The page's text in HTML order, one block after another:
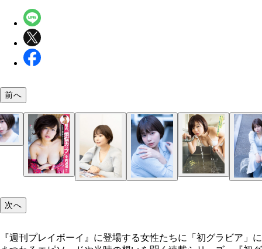
和地つかさ
前へ
次へ
『週刊プレイボーイ』に登場する女性たちに「初グラビア」に